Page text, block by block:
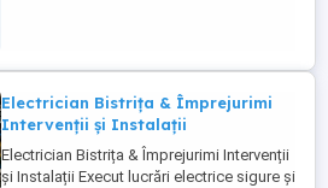
Electrician Bistrița & Împrejurimi
Intervenții și Instalații
Electrician Bistrița & Împrejurimi Intervenții
și Instalații Execut lucrări electrice sigure și